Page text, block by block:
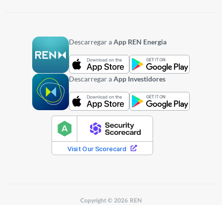
Descarregar aApp REN Energia
Descarregar aApp Investidores
Copyright © 2026 REN